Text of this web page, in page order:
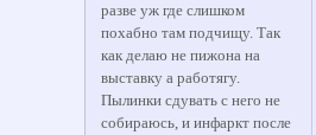
разве уж где слишком
похабно там подчищу. Так
как делаю не пижона на
выставку а работягу.
Пылинки сдувать с него не
собираюсь, и инфаркт после